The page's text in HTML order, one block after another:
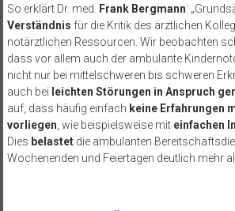
So erklärt Dr. med. Frank Bergmann:
Verständnis für die Kritik des ärztlichen
notärztlichen Ressourcen. Wir beobachten
dass vor allem auch der ambulante
nicht nur bei mittelschweren bis schweren
auch bei leichten Störungen in Anspruch
auf, dass häufig einfach keine Erfahrungen
vorliegen , wie beispielsweise mit einfachen
Dies belastetdie ambulanten
Wochenenden und Feiertagen deutlich mehr